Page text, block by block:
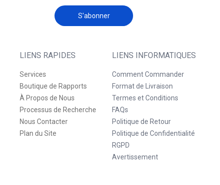
LIENS RAPIDES
Services
Boutique de Rapports
À Propos de Nous
Processus de Recherche
Nous Contacter
Plan du Site
LIENS INFORMATIQUES
Comment Commander
Format de Livraison
Termes et Conditions
FAQs
Politique de Retour
Politique de Confidentialité
RGPD
Avertissement
S'abonner